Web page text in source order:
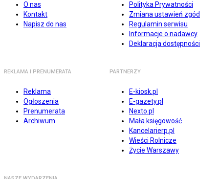
O nas
Kontakt
Napisz do nas
Polityka Prywatności
Zmiana ustawień zgód
Regulamin serwisu
Informacje o nadawcy
Deklaracja dostępności
REKLAMA I PRENUMERATA
Reklama
Ogłoszenia
Prenumerata
Archiwum
PARTNERZY
E-kiosk.pl
E-gazety.pl
Nexto.pl
Mała księgowość
Kancelarierp.pl
Wieści Rolnicze
Życie Warszawy